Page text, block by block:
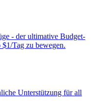
- der ultimative Budget-
Tag zu bewegen.
Unterstützung für all